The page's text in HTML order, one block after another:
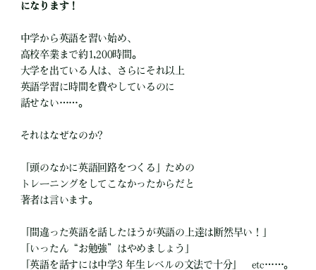
になります！
中学から英語を習い始め、
高校卒業まで約1,200時間。
大学を出ている人は、さらにそれ以上
英語学習に時間を費やしているのに
話せない……。
それはなぜなのか?
「頭のなかに英語回路をつくる」ための
トレーニングをしてこなかったからだと
著者は言います。
「間違った英語を話したほうが英語の上達は断然早い！」
「いったん“お勉強”はやめましょう」
「英語を話すには中学3 年生レベルの文法で十分」 etc……。